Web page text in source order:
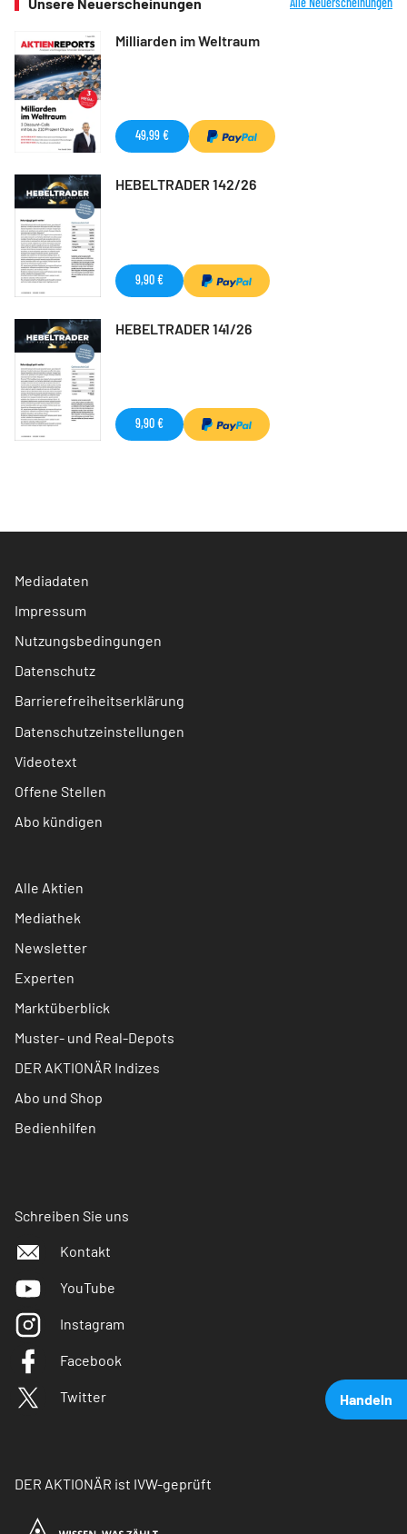
Handeln
Milliarden im Weltraum
49,99 €
HEBELTRADER 142/26
9,90 €
HEBELTRADER 141/26
9,90 €
Mediadaten
Impressum
Nutzungsbedingungen
Datenschutz
Barrierefreiheitserklärung
Datenschutzeinstellungen
Videotext
Offene Stellen
Abo kündigen
Alle Aktien
Mediathek
Newsletter
Experten
Marktüberblick
Muster- und Real-Depots
DER AKTIONÄR Indizes
Abo und Shop
Bedienhilfen
Schreiben Sie uns
Kontakt
YouTube
Instagram
Facebook
Twitter
DER AKTIONÄR ist IVW-geprüft